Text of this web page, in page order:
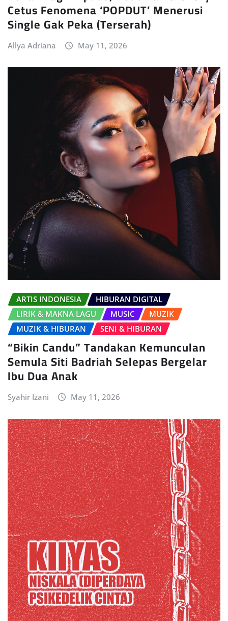
Cetus Fenomena ‘POPDUT’ Menerusi
Single Gak Peka (Terserah)
Allya Adriana May 11, 2026
ARTIS INDONESIA
HIBURAN DIGITAL
LIRIK & MAKNA LAGU
MUSIC
MUZIK
MUZIK & HIBURAN
SENI & HIBURAN
“Bikin Candu” Tandakan Kemunculan
Semula Siti Badriah Selepas Bergelar
Ibu Dua Anak
Syahir Izani May 11, 2026